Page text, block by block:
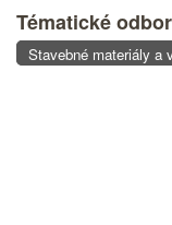
Tématické
Stavebné materiály a